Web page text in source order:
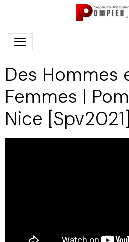
Des Hommes
Femmes |
Nice [Spv2021]